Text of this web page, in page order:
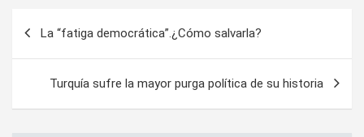
entradas
La “fatiga democrática”.¿Cómo salvarla?
Turquía sufre la mayor purga política de su historia